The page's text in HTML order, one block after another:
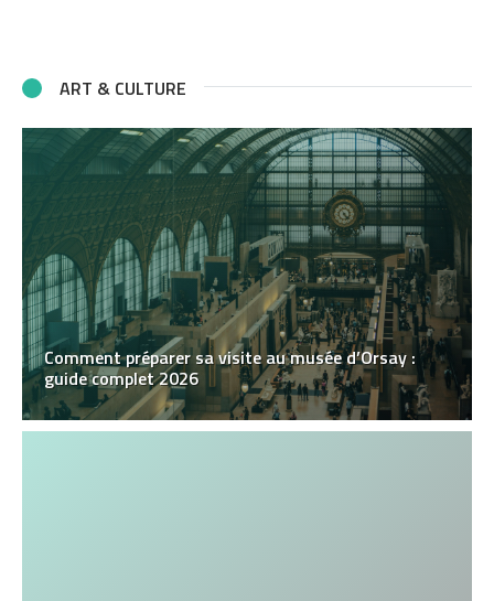
ART & CULTURE
Comment préparer sa visite au musée d’Orsay :
guide complet 2026